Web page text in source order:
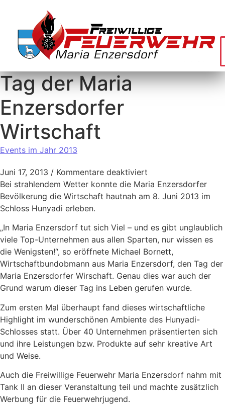
Tag der Maria
Enzersdorfer
Wirtschaft
Events im Jahr 2013
Juni 17, 2013 / Kommentare deaktiviert
Bei strahlendem Wetter konnte die Maria Enzersdorfer
Bevölkerung die Wirtschaft hautnah am 8. Juni 2013 im
Schloss Hunyadi erleben.
„In Maria Enzersdorf tut sich Viel – und es gibt unglaublich
viele Top-Unternehmen aus allen Sparten, nur wissen es
die Wenigsten!“, so eröffnete Michael Bornett,
Wirtschaftbundobmann aus Maria Enzersdorf, den Tag der
Maria Enzersdorfer Wirschaft. Genau dies war auch der
Grund warum dieser Tag ins Leben gerufen wurde.
Zum ersten Mal überhaupt fand dieses wirtschaftliche
Highlight im wunderschönen Ambiente des Hunyadi-
Schlosses statt. Über 40 Unternehmen präsentierten sich
und ihre Leistungen bzw. Produkte auf sehr kreative Art
und Weise.
Auch die Freiwillige Feuerwehr Maria Enzersdorf nahm mit
Tank II an dieser Veranstaltung teil und machte zusätzlich
Werbung für die Feuerwehrjugend.